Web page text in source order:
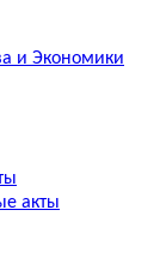
и Экономики
акты